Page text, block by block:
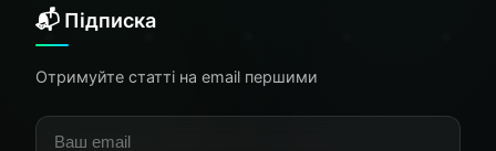
📬 Підписка
Отримуйте статті на email першими